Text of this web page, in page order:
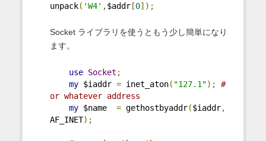
unpack( 'W4' ,$addr[0]);
Socket ライブラリを使うともう少し簡単になり
ます。
use Socket ;
my $iaddr = inet_aton( "127.1");
#
or whatever address
my $name = gethostbyaddr($iaddr,
AF_INET);